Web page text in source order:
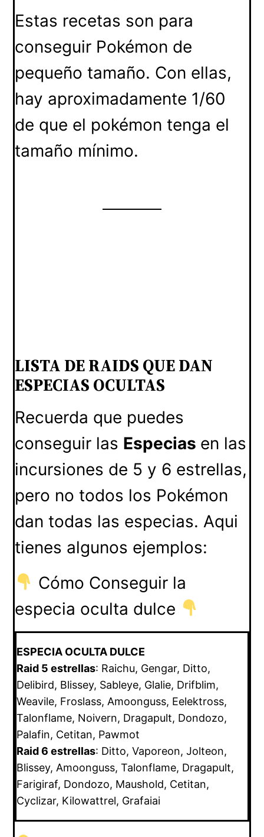
Estas recetas son para
conseguir Pokémon de
pequeño tamaño. Con ellas,
hay aproximadamente 1/60
de que el pokémon tenga el
tamaño mínimo.
LISTA DE RAIDS QUE DAN
ESPECIAS OCULTAS
Recuerda que puedes
conseguir las Especias en las
incursiones de 5 y 6 estrellas,
pero no todos los Pokémon
dan todas las especias. Aqui
tienes algunos ejemplos:
Cómo Conseguir la
especia oculta dulce
ESPECIA OCULTA DULCE
Raid 5 estrellas: Raichu, Gengar, Ditto,
Delibird, Blissey, Sableye, Glalie, Drifblim,
Weavile, Froslass, Amoonguss, Eelektross,
Talonflame, Noivern, Dragapult, Dondozo,
Palafin, Cetitan, Pawmot
Raid 6 estrellas: Ditto, Vaporeon, Jolteon,
Blissey, Amoonguss, Talonflame, Dragapult,
Farigiraf, Dondozo, Maushold, Cetitan,
Cyclizar, Kilowattrel, Grafaiai